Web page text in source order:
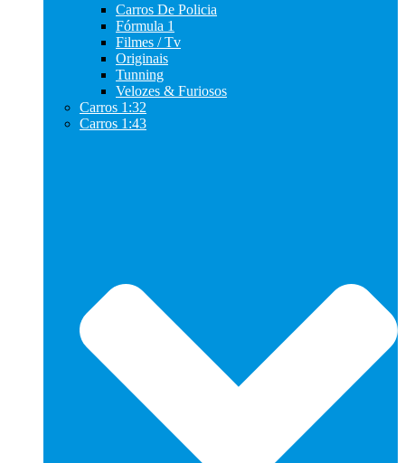
Carros De Policia
Fórmula 1
Filmes / Tv
Originais
Tunning
Velozes & Furiosos
Carros 1:32
Carros 1:43